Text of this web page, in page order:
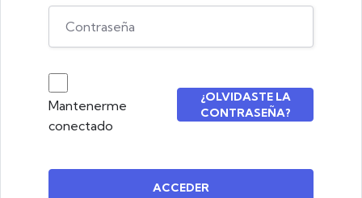
Mantenerme
conectado
¿OLVIDASTE LA
CONTRASEÑA?
ACCEDER